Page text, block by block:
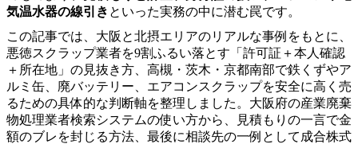
気温水器の線引き といった実務の中に潜む罠です。
この記事では、大阪と北摂エリアのリアルな事例をもとに、
悪徳スクラップ業者を9割ふるい落とす「許可証＋本人確認
＋所在地」の見抜き方、高槻・茨木・京都南部で鉄くずやア
ルミ缶、廃バッテリー、エアコンスクラップを安全に高く売
るための具体的な判断軸を整理しました。大阪府の産業廃棄
物処理業者検索システムの使い方から、見積もりの一言で金
額のブレを封じる方法、最後に相談先の一例として成合株式